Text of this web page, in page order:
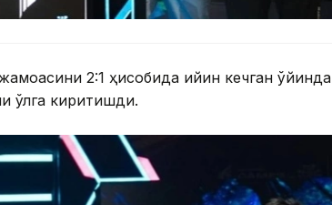
2:1 ҳисобида қийин кечган ўйинда
қўлга киритишди.